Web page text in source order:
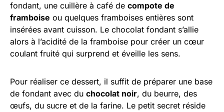
fondant, une cuillère à café de compote de
framboise ou quelques framboises entières sont
insérées avant cuisson. Le chocolat fondant s’allie
alors à l’acidité de la framboise pour créer un cœur
coulant fruité qui surprend et éveille les sens.
Pour réaliser ce dessert, il suffit de préparer une base
de fondant avec du chocolat noir, du beurre, des
œufs, du sucre et de la farine. Le petit secret réside